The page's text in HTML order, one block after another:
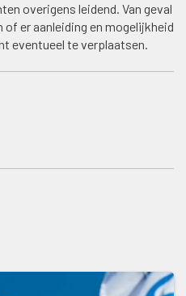
overigens leidend. Van geval
er aanleiding en mogelijkheid
eventueel te verplaatsen.